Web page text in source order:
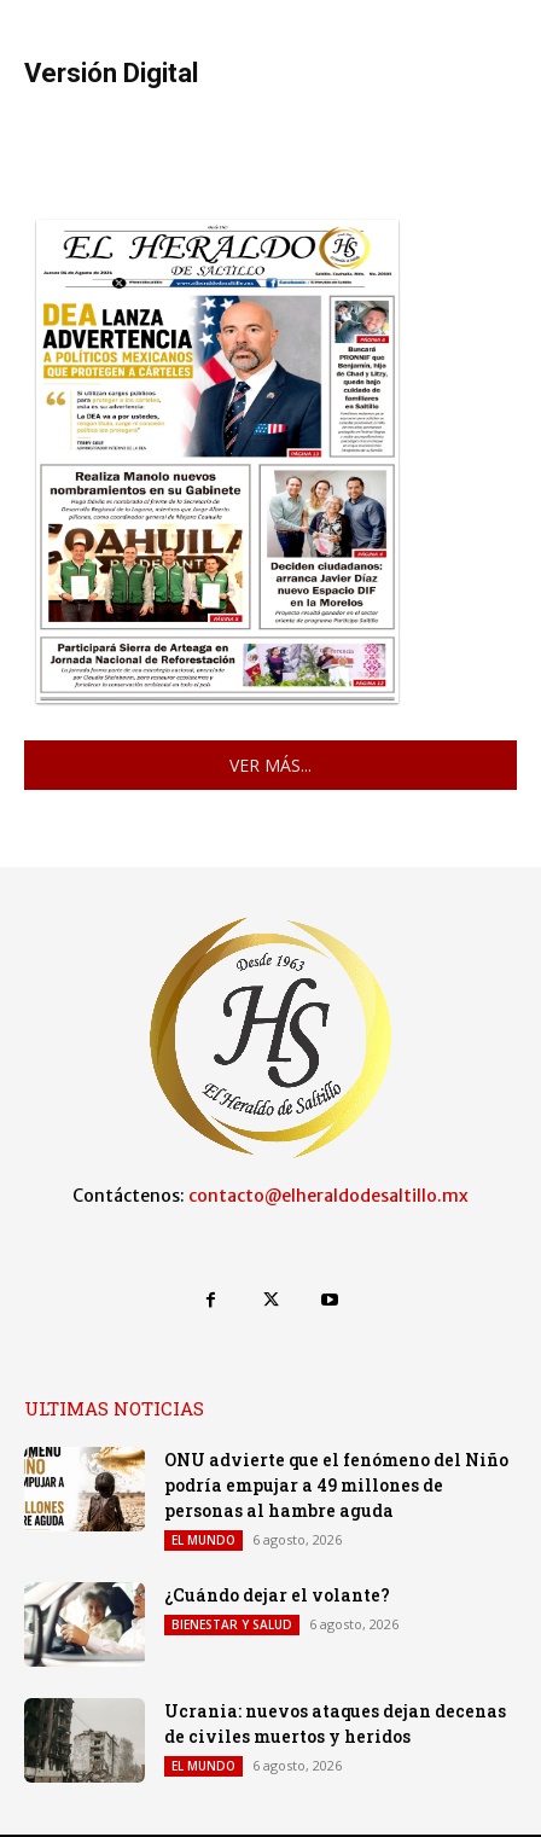
Versión Digital
VER MÁS...
Contáctenos: contacto@elheraldodesaltillo.mx
ULTIMAS NOTICIAS
ONU advierte que el fenómeno del Niño
podría empujar a 49 millones de
personas al hambre aguda
EL MUNDO 6 agosto, 2026
¿Cuándo dejar el volante?
BIENESTAR Y SALUD 6 agosto, 2026
Ucrania: nuevos ataques dejan decenas
de civiles muertos y heridos
EL MUNDO 6 agosto, 2026